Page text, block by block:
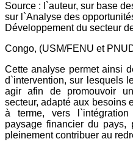
Source : l`auteur, sur base
sur l`Analyse des
Développement du secteur
Congo, (USM/FENU et
Cette analyse permet ainsi
d`intervention, sur lesquels
agir afin de promouvoir
secteur, adapté aux besoins
à terme, vers
paysage financier du pays,
pleinement contribuer au